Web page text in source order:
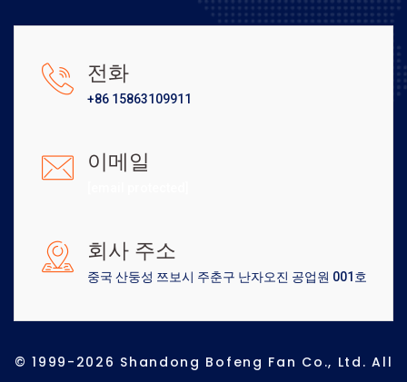
전화
+86 15863109911
이메일
회사 주소
중국 산둥성 쯔보시 주춘구 난자오진 공업원 001호
© 1999-2026 Shandong Bofeng Fan Co., Ltd. All